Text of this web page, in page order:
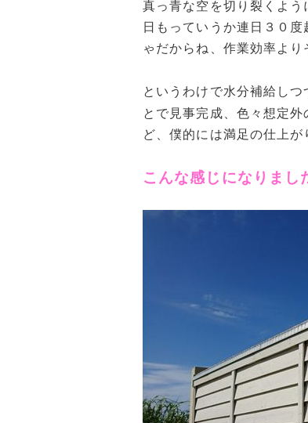
真っ青な空を切り裂くよ
日もっていうか連日３０
ゃだからね、作業効率より
というわけで水分補給しつ
とで見事完成、色々想定
ど、僕的には満足の仕上が
こんな感じになりまし